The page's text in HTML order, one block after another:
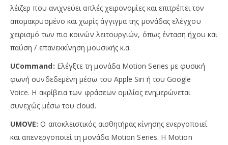
λέιζερ που ανιχνεύει απλές χειρονομίες και επιτρέπει τον
απομακρυσμένο και χωρίς άγγιγμα της μονάδας ελέγχου
χειρισμό των πιο κοινών λειτουργιών, όπως ένταση ήχου και
παύση / επανεκκίνηση μουσικής κ.α.
UCommand: Ελέγξτε τη μονάδα Motion Series με φυσική
φωνή συνδεδεμένη μέσω του Apple Siri ή του Google
Voice. Η ακρίβεια των φράσεων ομιλίας ενημερώνεται
συνεχώς μέσω του cloud.
UMOVE: Ο αποκλειστικός αισθητήρας κίνησης ενεργοποιεί
και απενεργοποιεί τη μονάδα Motion Series. Η Motion